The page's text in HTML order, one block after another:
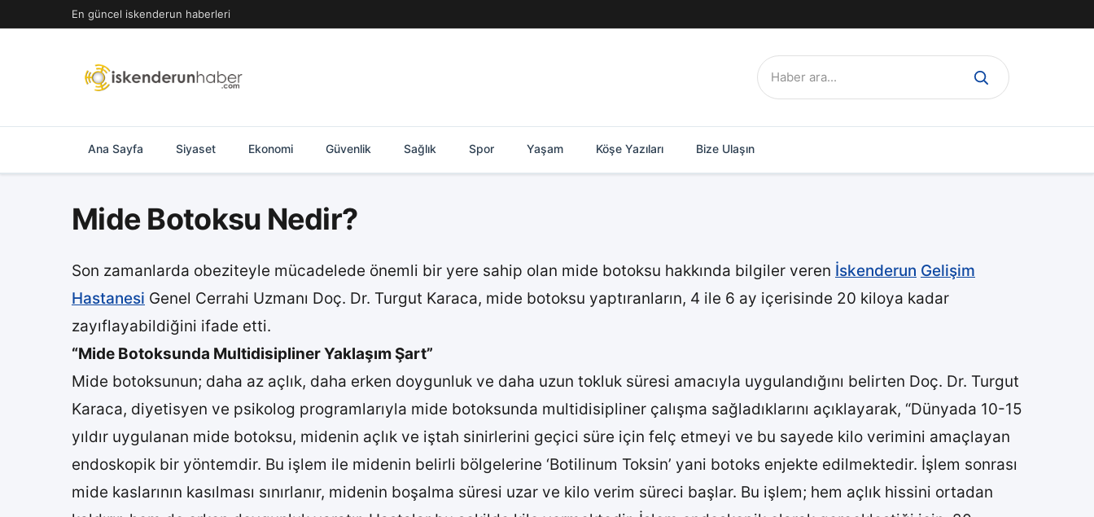
geç
En güncel iskenderun haberleri
Ara:
Ana Sayfa Siyaset Ekonomi Güvenlik Sağlık Spor Yaşam Köşe Yazıları Bize Ulaşın
Mide Botoksu Nedir?
Son zamanlarda obeziteyle mücadelede önemli bir yere sahip olan mide botoksu hakkında bilgiler veren İskenderun Gelişim
Hastanesi Genel Cerrahi Uzmanı Doç. Dr. Turgut Karaca, mide botoksu yaptıranların, 4 ile 6 ay içerisinde 20 kiloya kadar
zayıflayabildiğini ifade etti.
“Mide Botoksunda Multidisipliner Yaklaşım Şart”
Mide botoksunun; daha az açlık, daha erken doygunluk ve daha uzun tokluk süresi amacıyla uygulandığını belirten Doç. Dr. Turgut
Karaca, diyetisyen ve psikolog programlarıyla mide botoksunda multidisipliner çalışma sağladıklarını açıklayarak, “Dünyada 10-15
yıldır uygulanan mide botoksu, midenin açlık ve iştah sinirlerini geçici süre için felç etmeyi ve bu sayede kilo verimini amaçlayan
endoskopik bir yöntemdir. Bu işlem ile midenin belirli bölgelerine ‘Botilinum Toksin’ yani botoks enjekte edilmektedir. İşlem sonrası
mide kaslarının kasılması sınırlanır, midenin boşalma süresi uzar ve kilo verim süreci başlar. Bu işlem; hem açlık hissini ortadan